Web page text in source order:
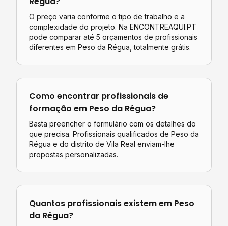
O preço varia conforme o tipo de trabalho e a
complexidade do projeto. Na ENCONTREAQUI.PT
pode comparar até 5 orçamentos de profissionais
diferentes em Peso da Régua , totalmente grátis.
Como encontrar profissionais de
formação em Peso da Régua?
Basta preencher o formulário com os detalhes do
que precisa. Profissionais qualificados de Peso da
Régua e do distrito de Vila Real enviam-lhe
propostas personalizadas.
Quantos profissionais existem em Peso
da Régua?